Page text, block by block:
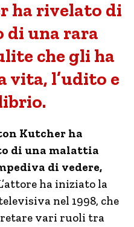
ha rivelato di
di una rara
che gli ha
vita, l’udito e
Kutcher ha
di una malattia
di vedere,
ha iniziato la
nel 1998, che
vari ruoli tra